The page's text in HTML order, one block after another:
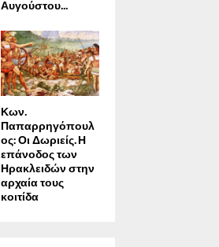
Αυγούστου...
Κων.
Παπαρρηγόπουλ
ος: Οι Δωριείς. Η
επάνοδος των
Ηρακλειδών στην
αρχαία τους
κοιτίδα